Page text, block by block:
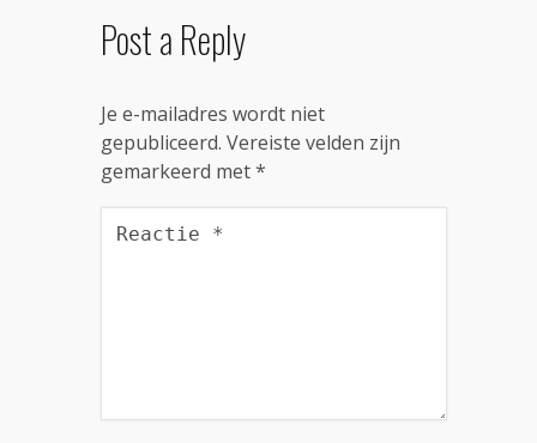
Post a Reply
Je e-mailadres wordt niet
gepubliceerd. Vereiste velden zijn
gemarkeerd met*